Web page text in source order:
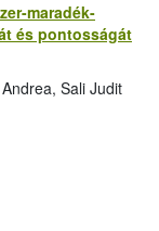
maradék-
és pontosságát
Sali Judit